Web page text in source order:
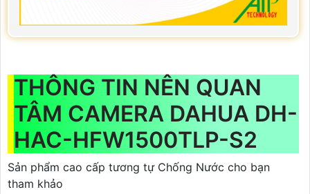
THÔNG TIN NÊN QUAN
TÂM CAMERA DAHUA DH-
HAC-HFW1500TLP-S2
Sản phẩm cao cấp tương tự Chống Nước cho bạn
tham khảo